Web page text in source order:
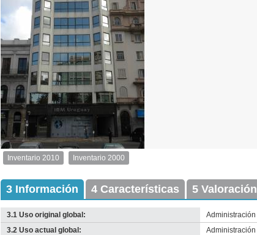
Inventario
Exterior
imagen
original
Inventario 2010
1de1
Inventario 2000
3 Información 4 Características 5 Valoración
3.1 Uso original global:
Administración
3.2 Uso actual global:
Administración